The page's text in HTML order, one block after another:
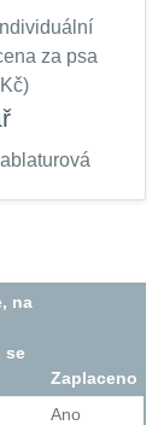
Individuální
za psa
na
se
Zaplaceno
Ano